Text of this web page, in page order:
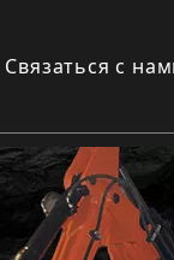
Связаться с